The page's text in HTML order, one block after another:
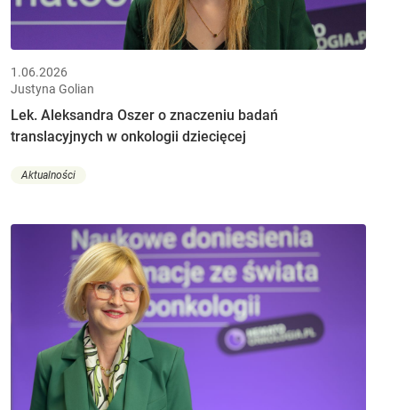
1.06.2026
Justyna Golian
Lek. Aleksandra Oszer o znaczeniu badań
translacyjnych w onkologii dziecięcej
Aktualności